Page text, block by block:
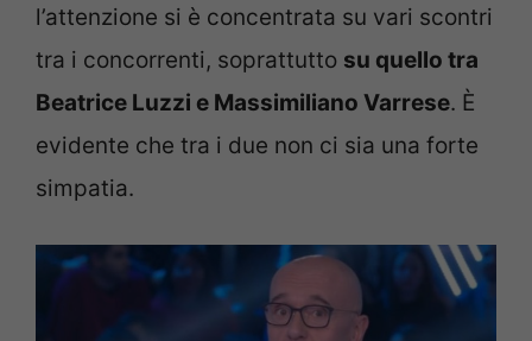
l’attenzione si è concentrata su vari scontri
tra i concorrenti, soprattutto su quello tra
Beatrice Luzzi e Massimiliano Varrese. È
evidente che tra i due non ci sia una forte
simpatia.